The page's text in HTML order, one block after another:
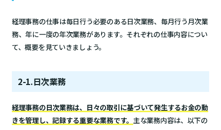
経理事務の仕事は毎日行う必要のある日次業務、毎月行う月次業
務、年に一度の年次業務があります。それぞれの仕事内容につい
て、概要を見ていきましょう。
2-1.日次業務
経理事務の日次業務は、日々の取引に基づいて発生するお金の動
きを管理し、記録する重要な業務です。 主な業務内容は、以下の